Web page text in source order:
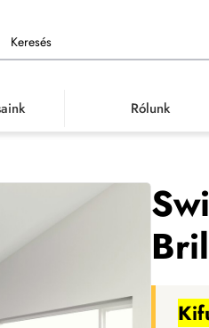
Keresés
Rólunk
Outlet Kifutott